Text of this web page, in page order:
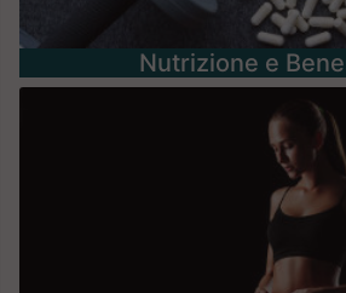
Nutrizione e